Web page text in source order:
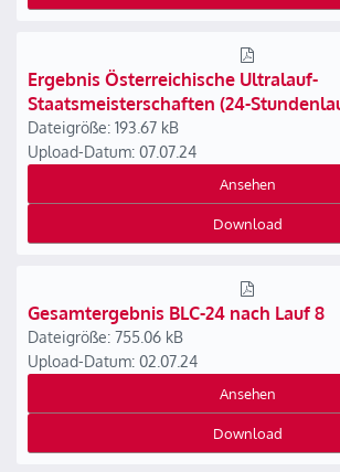
Ergebnis Österreichische Ultralauf-
Staatsmeisterschaften (24-
Dateigröße: 193.67 kB
Upload-Datum: 07.07.24
Ansehen
Download
Gesamtergebnis BLC-24 nach Lauf 8
Dateigröße: 755.06 kB
Upload-Datum: 02.07.24
Ansehen
Download